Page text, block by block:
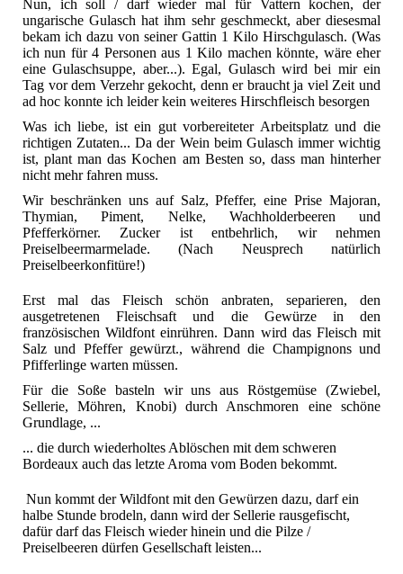
Nun, ich soll / darf wieder mal für Vattern kochen, der
ungarische Gulasch hat ihm sehr geschmeckt, aber diesesmal
bekam ich dazu von seiner Gattin 1 Kilo Hirschgulasch. (Was
ich nun für 4 Personen aus 1 Kilo machen könnte, wäre eher
eine Gulaschsuppe, aber...). Egal, Gulasch wird bei mir ein
Tag vor dem Verzehr gekocht, denn er braucht ja viel Zeit und
ad hoc konnte ich leider kein weiteres Hirschfleisch besorgen
Was ich liebe, ist ein gut vorbereiteter Arbeitsplatz und die
richtigen Zutaten... Da der Wein beim Gulasch immer wichtig
ist, plant man das Kochen am Besten so, dass man hinterher
nicht mehr fahren muss.
Wir beschränken uns auf Salz, Pfeffer, eine Prise Majoran,
Thymian, Piment, Nelke, Wachholderbeeren und
Pfefferkörner. Zucker ist entbehrlich, wir nehmen
Preiselbeermarmelade. (Nach Neusprech natürlich
Preiselbeerkonfitüre!)
Erst mal das Fleisch schön anbraten, separieren, den
ausgetretenen Fleischsaft und die Gewürze in den
französischen Wildfont einrühren. Dann wird das Fleisch mit
Salz und Pfeffer gewürzt., während die Champignons und
Pfifferlinge warten müssen.
Für die Soße basteln wir uns aus Röstgemüse (Zwiebel,
Sellerie, Möhren, Knobi) durch Anschmoren eine schöne
Grundlage, ...
... die durch wiederholtes Ablöschen mit dem schweren
Bordeaux auch das letzte Aroma vom Boden bekommt.
Nun kommt der Wildfont mit den Gewürzen dazu, darf ein
halbe Stunde brodeln, dann wird der Sellerie rausgefischt,
dafür darf das Fleisch wieder hinein und die Pilze /
Preiselbeeren dürfen Gesellschaft leisten...